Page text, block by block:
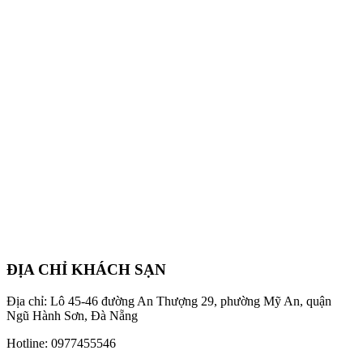
ĐỊA CHỈ KHÁCH SẠN
Địa chỉ: Lô 45-46 đường An Thượng 29, phường Mỹ An, quận
Ngũ Hành Sơn, Đà Nẵng
Hotline: 0977455546